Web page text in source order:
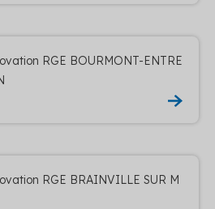
RGE BOURMONT-ENTRE
RGE BRAINVILLE SUR M